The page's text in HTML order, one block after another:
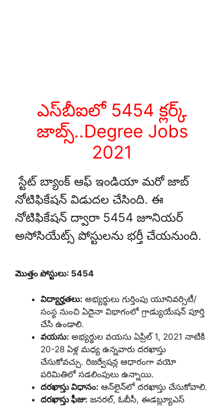
ఎస్‌బీఐలో 5454 క్లర్క్‌
జాబ్స్‌..Degree Jobs
2021
స్టేట్‌ బ్యాంక్‌ ఆఫ్‌ ఇండియా మరో జాబ్‌
నోటిఫికేషన్‌ విడుదల చేసింది. ఈ
నోటిఫికేషన్‌ ద్వారా 5454 జూనియర్‌
అసోసియేట్స్‌ పోస్టులను భర్తీ చేయనుంది.
మొత్తం పోస్టులు: 5454
విద్యార్హతలు: అభ్యర్థులు గుర్తింపు యూనివర్సిటీ/
సంస్థ నుంచి ఏదైనా విభాగంలో గ్రాడ్యుయేషన్‌ పూర్తి
చేసి ఉండాలి.
వయసు: అభ్యర్థుల వయసు ఏప్రిల్‌ 1, 2021 నాటికి
20-28 ఏళ్ల మధ్య ఉన్నవారు దరఖాస్తు
చేసుకోవచ్చు. రిజర్వేషన్ల ఆధారంగా వయో
పరిమితిలో సడలింపులు ఉన్నాయి.
దరఖాస్తు విధానం: ఆన్‌లైన్‌లో దరఖాస్తు చేసుకోవాలి.
దరఖాస్తు ఫీజు: జనరల్‌, ఓబీసీ, ఈడబ్ల్యూఎస్‌